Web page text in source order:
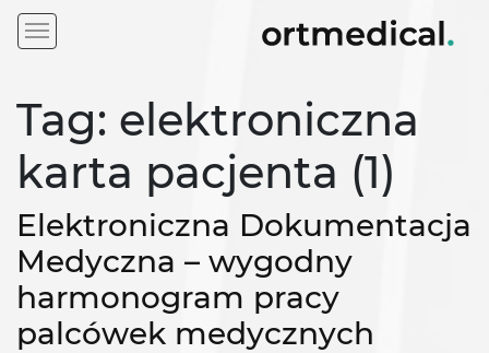
Tag: elektroniczna
karta pacjenta (1)
Elektroniczna Dokumentacja
Medyczna – wygodny
harmonogram pracy
palcówek medycznych